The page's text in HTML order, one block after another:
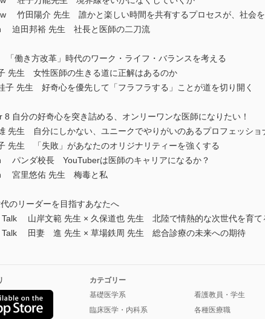
竹田陽介 先生 誰かと楽しい時間を共有するプロセスが、社会を
迫田邦裕 先生 社長と医師の二刀流
働き方改革」時代のワーク・ライフ・バランスを考える
先生 女性医師の生きる道に正解はあるのか
子 先生 好奇心を優先して「フラフラする」ことが道を切り開く
8 自分の好奇心を突き詰める、オンリーワンな医師になりたい！
先生 自分にしかない、ユニークでやりがいのあるプロフェッショ
先生 「失敗」があなたのオリジナリティーを強くする
パンダ校長 YouTuberは医師のキャリアになるか？
宮里悠佑 先生 梅毒と私
のリーダーを目指すあなたへ
Talk 山岸文範 先生 × 久保道也 先生 北陸で情熱的な次世代を育て
Talk 田妻 進 先生 × 草場鉄周 先生 総合診療の未来への期待
カテゴリー
基礎医学系
臨床医学・内科系
看護教員・学生
各種医療職